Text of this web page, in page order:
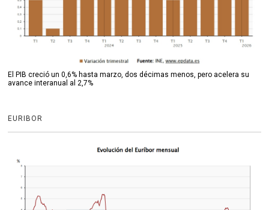
El PIB creció un 0,6% hasta marzo, dos décimas menos, pero acelera su
avance interanual al 2,7%
EURIBOR